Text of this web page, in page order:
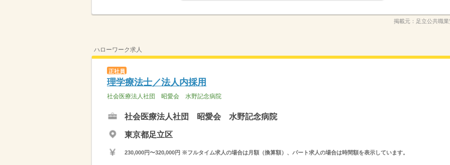
掲載元： 足立公共職
ハローワーク求人
正社員
理学療法士／法人内採用
社会医療法人社団 昭愛会 水野記念病院
社会医療法人社団 昭愛会 水野記念病院
東京都足立区
230,000円〜320,000円 ※フルタイム求人の場合は月額（換算額）、パート求人の場合は時間額を表示しています。